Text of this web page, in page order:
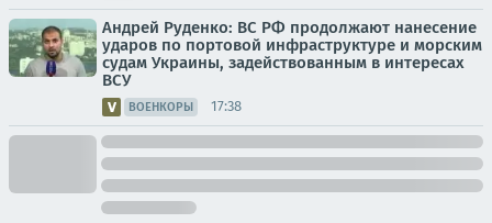
Андрей Руденко: ВС РФ продолжают нанесение
ударов по портовой инфраструктуре и морским
судам Украины, задействованным в интересах
ВСУ
ВОЕНКОРЫ 17:38